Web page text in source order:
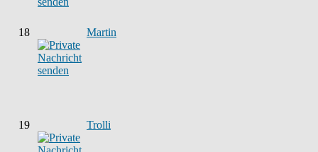
18 Martin
19 Trolli